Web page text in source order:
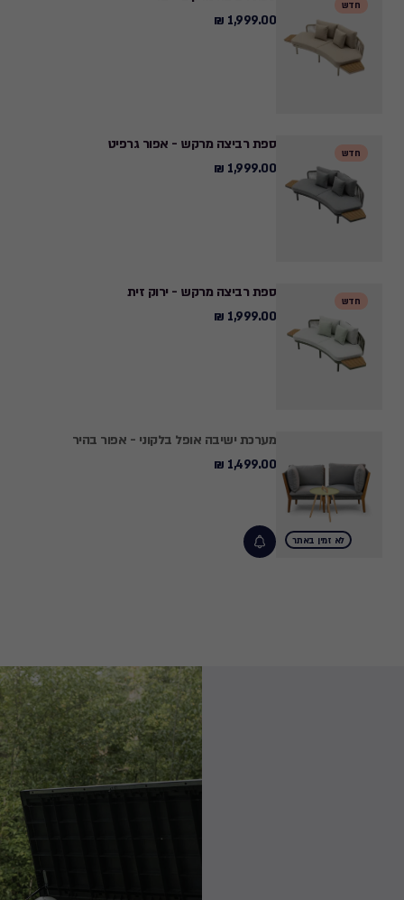
חדש
1,999.00
1,999.00 ₪
חדש
ספת רביצה מרקש - אפור גרפיט
1,999.00
1,999.00 ₪
חדש
ספת רביצה מרקש - ירוק זית
1,999.00
1,999.00 ₪
לא זמין באתר
מערכת ישיבה אופל בלקוני - אפור בהיר
1,499.00
1,499.00 ₪